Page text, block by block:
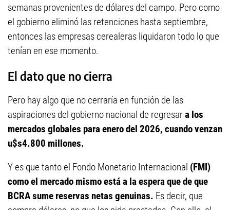
semanas provenientes de dólares del campo. Pero como
el gobierno eliminó las retenciones hasta septiembre,
entonces las empresas cerealeras liquidaron todo lo que
tenían en ese momento.
El dato que no cierra
Pero hay algo que no cerraría en función de las
aspiraciones del gobierno nacional de regresara los
mercados globales para enero del 2026, cuando venzan
u$s4.800 millones.
Y es que tanto el Fondo Monetario Internacional (FMI)
como el mercado mismo está a la espera que de que
BCRA sume reservas netas genuinas. Es decir, que